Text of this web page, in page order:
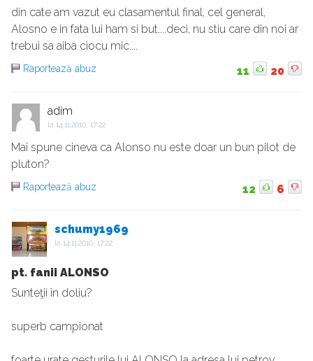
din cate am vazut eu clasamentul final, cel general,
Alosno e in fata lui ham si but....deci, nu stiu care din noi ar
trebui sa aiba ciocu mic....
Raportează abuz 11 20
adim
la 14.11.2010, 17:22
Mai spune cineva ca Alonso nu este doar un bun pilot de
pluton?
Raportează abuz 12 6
schumy1969
la 14.11.2010, 17:22
pt. fanii ALONSO
Sunteţii în doliu?
superb campionat